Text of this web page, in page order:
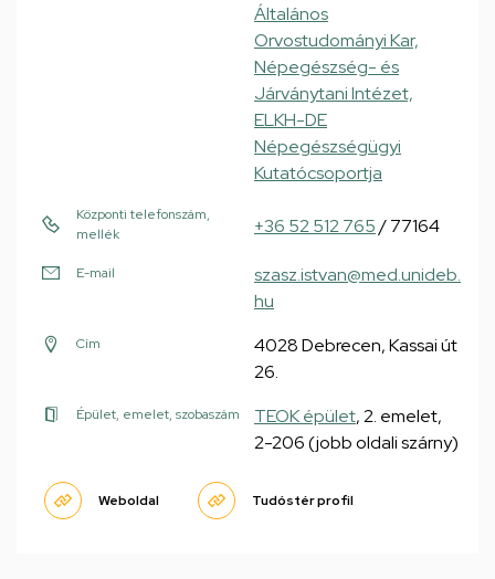
Általános
Orvostudományi Kar,
Népegészség- és
Járványtani Intézet,
ELKH-DE
Népegészségügyi
Kutatócsoportja
Központi telefonszám,
mellék
+36 52 512 765/ 77164
E-mail
szasz.istvan@med.unideb.
hu
Cím
4028 Debrecen, Kassai út
26.
Épület, emelet, szobaszám TEOK épület, 2. emelet,
2-206 (jobb oldali szárny)
Weboldal Tudóstér profil